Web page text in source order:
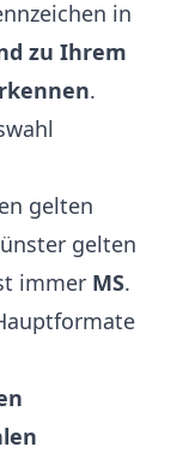
in
zu Ihrem
.
gelten
gelten
immer MS.